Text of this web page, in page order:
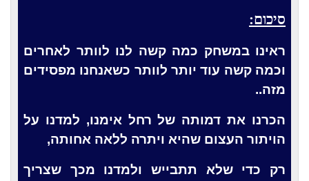
סיכום:
ראינו במשחק כמה קשה לנו לוותר לאחרים
וכמה קשה עוד יותר לוותר כשאנחנו מפסידים
מזה..
הכרנו את דמותה של רחל אימנו, למדנו על
הויתור העצום שהיא ויתרה ללאה אחותה,
רק כדי שלא תתבייש ולמדנו מכך שצריך